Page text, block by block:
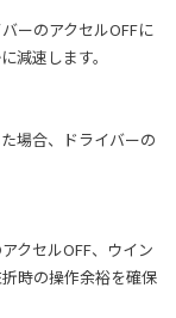
ーのアクセルOFFに
減速します。
場合、ドライバーの
クセルOFF、ウイン
時の操作余裕を確保